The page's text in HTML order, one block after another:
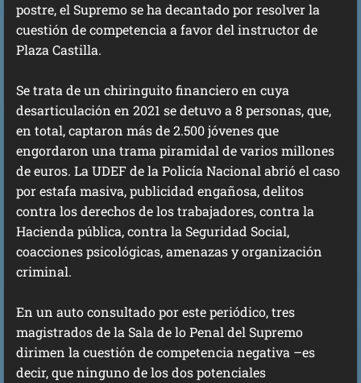
postre, el Supremo se ha decantado por resolver la
cuestión de competencia a favor del instructor de
Plaza Castilla.
Se trata de un chiringuito financiero en cuya
desarticulación en 2021 se detuvo a 8 personas, que,
en total, captaron más de 2.500 jóvenes que
engordaron una trama piramidal de varios millones
de euros. La UDEF de la Policía Nacional abrió el caso
por estafa masiva, publicidad engañosa, delitos
contra los derechos de los trabajadores, contra la
Hacienda pública, contra la Seguridad Social,
coacciones psicológicas, amenazas y organización
criminal.
En un auto consultado por este periódico, tres
magistrados de la Sala de lo Penal del Supremo
dirimen la cuestión de competencia negativa –es
decir, que ninguno de los dos potenciales